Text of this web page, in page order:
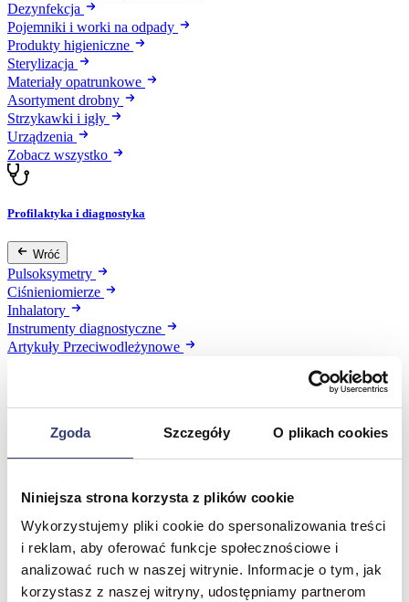
Zgoda Szczegóły O plikach cookies
Niniejsza strona korzysta z plików cookie
Wykorzystujemy pliki cookie do spersonalizowania treści
i reklam, aby oferować funkcje społecznościowe i
analizować ruch w naszej witrynie. Informacje o tym, jak
korzystasz z naszej witryny, udostępniamy partnerom
Dezynfekcja
Pojemniki i worki na odpady
Produkty higieniczne
Sterylizacja
Materiały opatrunkowe
Asortyment drobny
Strzykawki i igły
Urządzenia
Zobacz wszystko
Profilaktyka i diagnostyka
Wróć
Pulsoksymetry
Ciśnieniomierze
Inhalatory
Instrumenty diagnostyczne
Artykuły Przeciwodleżynowe
Meble medyczne
Wróć
Kozetki
Pielęgnacja mebli
Taborety i krzesła
Stoły
Parawany